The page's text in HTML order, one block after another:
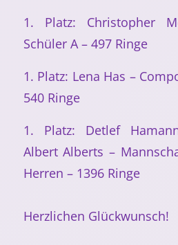
1. Platz: Christopher
Schüler A – 497 Ringe
1. Platz: Lena Has –
540 Ringe
1. Platz: Detlef
Albert Alberts –
Herren – 1396 Ringe
Herzlichen Glückwunsch!